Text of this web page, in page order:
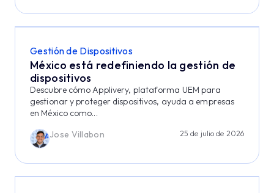
Gestión de Dispositivos
México está redefiniendo la gestión de
dispositivos
Descubre cómo Applivery, plataforma UEM para
gestionar y proteger dispositivos, ayuda a empresas
en México como...
Jose Villabon
25 de julio de 2026